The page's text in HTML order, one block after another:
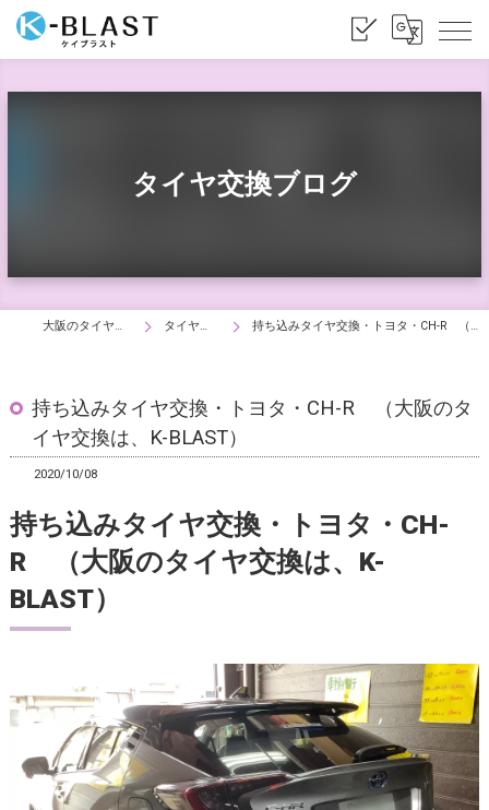
タイヤ交換ブログ
大阪のタイヤ交換はK-BLAST タイヤ交換ブログ 持ち込みタイヤ交換・トヨタ・CH-R （大阪のタイヤ交換は、K-BLAST）
持ち込みタイヤ交換・トヨタ・CH-R （大阪のタ
イヤ交換は、K-BLAST）
2020/10/08
持ち込みタイヤ交換・トヨタ・CH-
R （大阪のタイヤ交換は、K-
BLAST）